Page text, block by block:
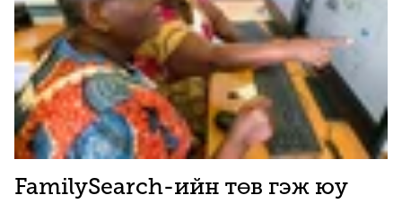
FamilySearch-ийн төв гэж юу